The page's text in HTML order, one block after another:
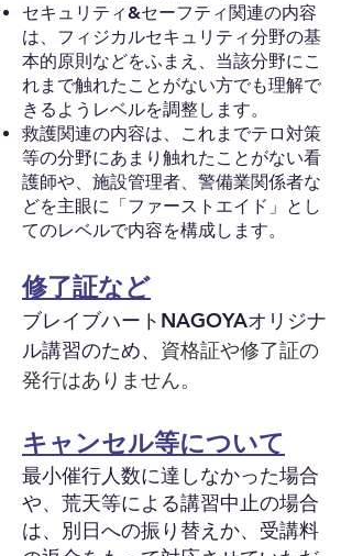
セキュリティ&セーフティ関連の内容
は、フィジカルセキュリティ分野の基
本的原則などをふまえ、当該分野にこ
れまで触れたことがない方でも理解で
きるようレベルを調整します。
救護関連の内容は、これまでテロ対策
等の分野にあまり触れたことがない看
護師や、施設管理者、警備業関係者な
どを主眼に「ファーストエイド」とし
てのレベルで内容を構成します。
修了証など
​ブレイブハートNAGOYAオリジナ
ル講習のため、 資格証や修了証の
発行はありません。
キャンセル等について
最小催行人数に達しなかった場合
や、荒天等による講習中止の場合
は、別日への振り替えか、受講料